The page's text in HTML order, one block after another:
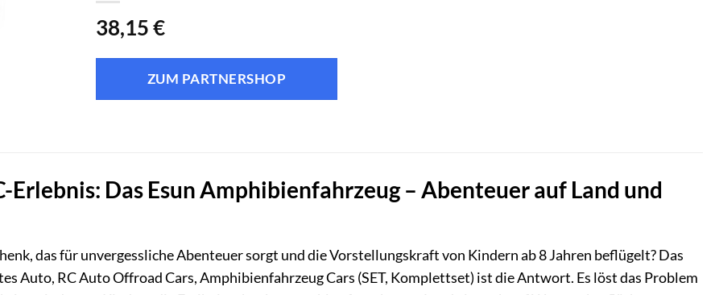
38,15€
ZUM PARTNERSHOP
Erlebnis: Das Esun Amphibienfahrzeug – Abenteuer auf Land und
das für unvergessliche Abenteuer sorgt und die Vorstellungskraft von Kindern ab 8 Jahren beflügelt? Das
Auto, RC Auto Offroad Cars, Amphibienfahrzeug Cars (SET, Komplettset) ist die Antwort. Es löst das Problem